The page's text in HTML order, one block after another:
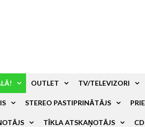
OUTLET TV/TELEVIZORI
STEREO PASTIPRINĀTĀJS
TĪKLA ATSKAŅOTĀJS